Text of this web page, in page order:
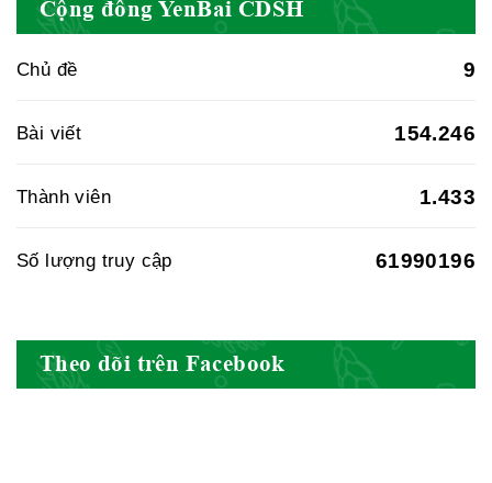
Hiệp hội doanh nghiệp dược Việt
Hội Đông Y Việt Nam
Cộng đồng YenBai CDSH
Chủ đề 9
Bài viết 154.246
Thành viên 1.433
Số lượng truy cập 61990196
Theo dõi trên Facebook